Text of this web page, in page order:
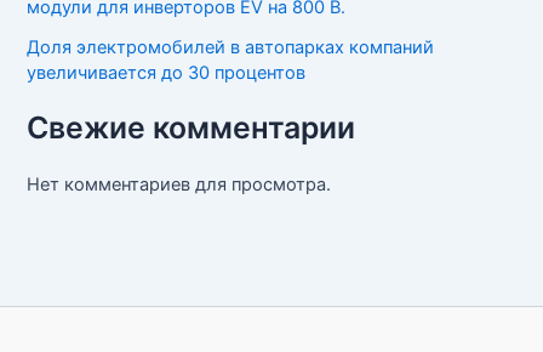
модули для инверторов EV на 800 В.
Доля электромобилей в автопарках компаний
увеличивается до 30 процентов
Свежие комментарии
Нет комментариев для просмотра.